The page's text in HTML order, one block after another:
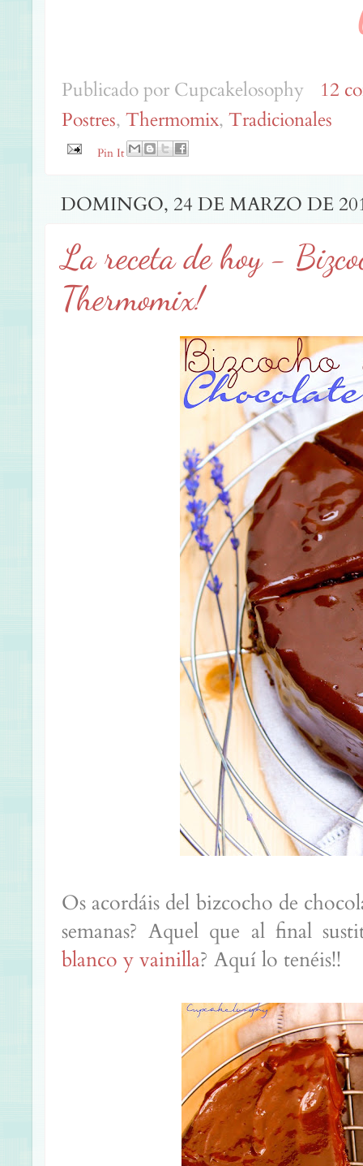
Publicado por Cupcakelosophy
12
Postres, Thermomix, Tradicionales
Pin It
DOMINGO, 24 DE MARZO DE
La receta de hoy -
Thermomix!
Os acordáis del bizcocho de
semanas? Aquel que al final
blanco y vainilla? Aquí lo tenéis!!